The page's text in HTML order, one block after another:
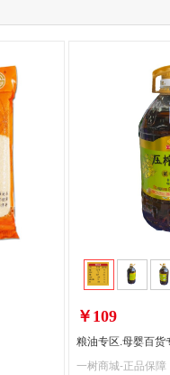
￥109
一树商城-正品保障